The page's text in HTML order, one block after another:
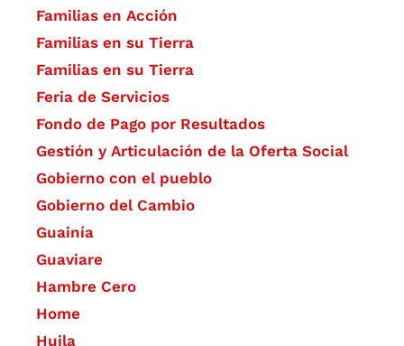
Familias en Acción
Familias en su Tierra
Familias en su Tierra
Feria de Servicios
Fondo de Pago por Resultados
Gestión y Articulación de la Oferta Social
Gobierno con el pueblo
Gobierno del Cambio
Guainía
Guaviare
Hambre Cero
Home
Huila